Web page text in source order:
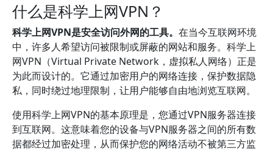
什么是科学上网VPN？
科学上网VPN是安全访问外网的工具。 在当今互联网环境
中，许多人希望访问被限制或屏蔽的网站和服务。科学上
网VPN（Virtual Private Network，虚拟私人网络）正是
为此而设计的。它通过加密用户的网络连接，保护数据隐
私，同时绕过地理限制，让用户能够自由地浏览互联网。
使用科学上网VPN的基本原理是，您通过VPN服务器连接
到互联网。这意味着您的设备与VPN服务器之间的所有数
据都经过加密处理，从而保护您的网络活动不被第三方监